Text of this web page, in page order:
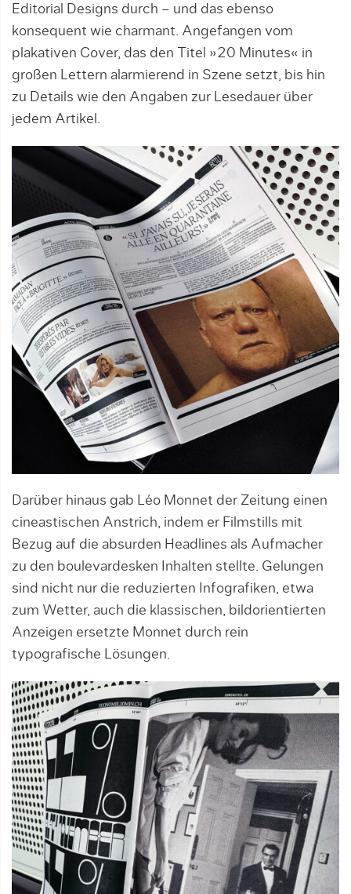
Editorial Designs durch – und das ebenso
konsequent wie charmant. Angefangen vom
plakativen Cover, das den Titel »20 Minutes« in
großen Lettern alarmierend in Szene setzt, bis hin
zu Details wie den Angaben zur Lesedauer über
jedem Artikel.
Darüber hinaus gab Léo Monnet der Zeitung einen
cineastischen Anstrich, indem er Filmstills mit
Bezug auf die absurden Headlines als Aufmacher
zu den boulevardesken Inhalten stellte. Gelungen
sind nicht nur die reduzierten Infografiken, etwa
zum Wetter, auch die klassischen, bildorientierten
Anzeigen ersetzte Monnet durch rein
typografische Lösungen.